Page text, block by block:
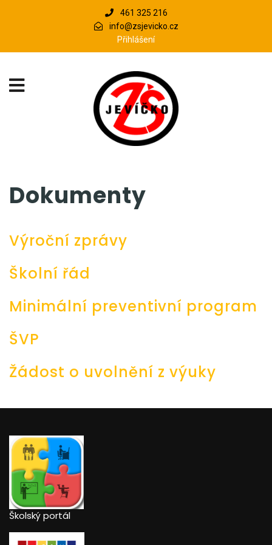
461 325 216
info@zsjevicko.cz
Přihlášení
Dokumenty
Výroční zprávy
Školní řád
Minimální preventivní program
ŠVP
Žádost o uvolnění z výuky
Školský portál